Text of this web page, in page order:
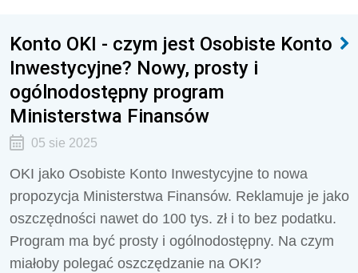
Konto OKI - czym jest Osobiste Konto
Inwestycyjne? Nowy, prosty i
ogólnodostępny program
Ministerstwa Finansów
05 sie 2025
OKI jako Osobiste Konto Inwestycyjne to nowa
propozycja Ministerstwa Finansów. Reklamuje je jako
oszczędności nawet do 100 tys. zł i to bez podatku.
Program ma być prosty i ogólnodostępny. Na czym
miałoby polegać oszczędzanie na OKI?